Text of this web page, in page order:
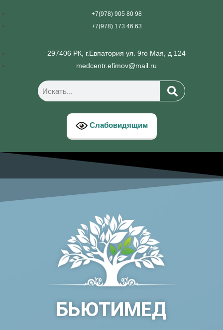
+7(978) 905 80 98
+7(978) 173 46 63
297406 РК, г.Евпатория ул. 9го Мая, д 124
medcentr.efimov@mail.ru
Слабовидящим
БЬЮТИМЕД